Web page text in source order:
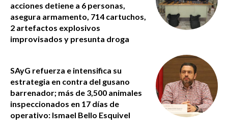
acciones detiene a 6 personas,
asegura armamento, 714 cartuchos,
2 artefactos explosivos
improvisados y presunta droga
SAyG refuerza e intensifica su
estrategia en contra del gusano
barrenador; más de 3,500 animales
inspeccionados en 17 días de
operativo: Ismael Bello Esquivel